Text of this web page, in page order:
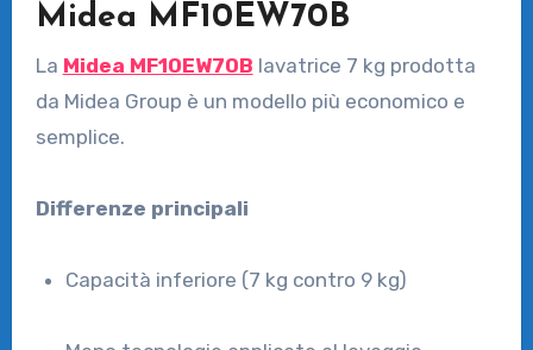
Midea MF10EW70B
La Midea MF10EW70B lavatrice 7 kg prodotta
da Midea Group è un modello più economico e
semplice.
Differenze principali
Capacità inferiore (7 kg contro 9 kg)